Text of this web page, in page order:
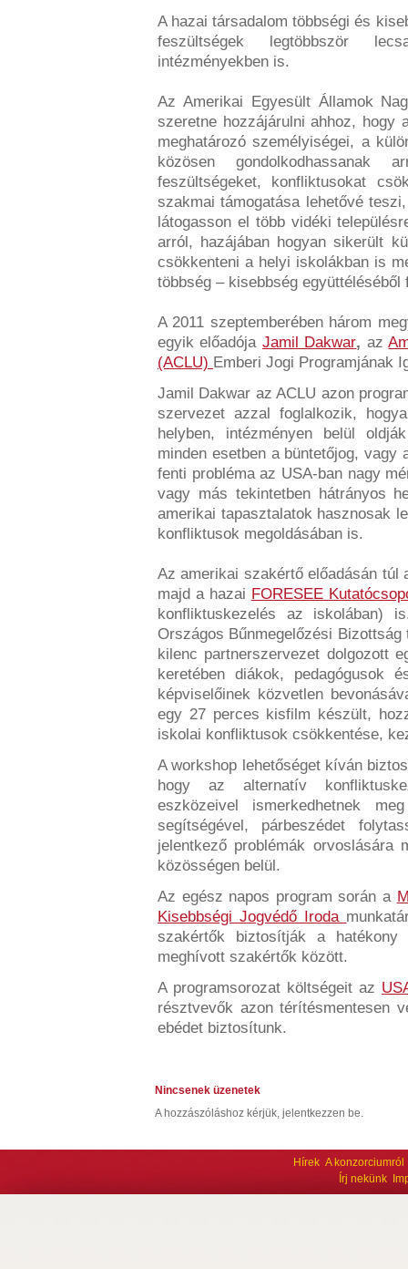
A hazai társadalom többségi és
feszültségek legtöbbször
intézményekben is.
Az Amerikai Egyesült Államok
szeretne hozzájárulni ahhoz, hogy
meghatározó személyiségei, a
közösen
feszültségeket, konfliktusokat
szakmai támogatása lehetővé
látogasson el több vidéki
arról, hazájában hogyan sikerült
csökkenteni a helyi iskolákban is
többség – kisebbség
A 2011 szeptemberében három
egyik előadója Jamil Dakwar, az
(ACLU) Emberi Jogi Programjának
Jamil Dakwar az ACLU azon
szervezet azzal foglalkozik,
helyben, intézményen belül
minden esetben a büntetőjog,
fenti probléma az USA-ban nagy
vagy más tekintetben hátrányos
amerikai tapasztalatok hasznosak
konfliktusok megoldásában is.
Az amerikai szakértő előadásán túl
majd a hazai FORESEE
konfliktuskezelés az iskolában)
Országos Bűnmegelőzési
kilenc partnerszervezet dolgozott
keretében diákok, pedagógusok
képviselőinek közvetlen
egy 27 perces kisfilm készült,
iskolai konfliktusok csökkentése,
A workshop lehetőséget kíván
hogy az alternatív
eszközeivel ismerkedhetnek
segítségével, párbeszédet
jelentkező problémák orvoslására
közösségen belül.
Az egész napos program során a
Kisebbségi Jogvédő Iroda
szakértők biztosítják a
meghívott szakértők között.
A programsorozat költségeit az
résztvevők azon térítésmentesen
ebédet biztosítunk.
Nincsenek üzenetek
A hozzászóláshoz kérjük, jelentkezzen be.
Hírek A konzorciumról
Írj nekünk